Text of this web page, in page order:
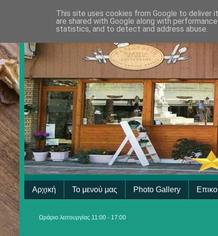
Αρχική Το μενού μας Photo Gallery
Ωράριο λειτουργίας 11:00 - 17:00
This site uses cookies from Google to deliver
are shared with Google along with
statistics, and to detect and address abuse.